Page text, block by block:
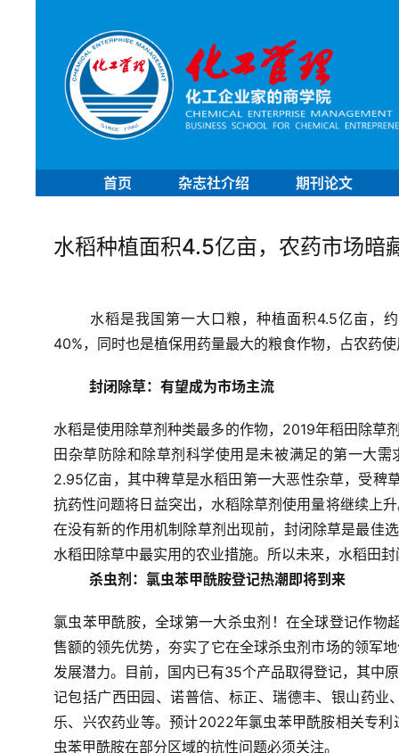
首页 杂志社介绍 期刊论文
水稻种植面积4.5亿亩，农药市场暗
水稻是我国第一大口粮，种植面积4.5亿亩，
40%，同时也是植保用药量最大的粮食作物，占农药
封闭除草：有望成为市场主流
水稻是使用除草剂种类最多的作物，2019年稻田除草
田杂草防除和除草剂科学使用是未被满足的第一大
2.95亿亩，其中稗草是水稻田第一大恶性杂草，受稗
抗药性问题将日益突出，水稻除草剂使用量将继续上
在没有新的作用机制除草剂出现前，封闭除草是最佳
水稻田除草中最实用的农业措施。所以未来，水稻田
杀虫剂：氯虫苯甲酰胺登记热潮即将到来
氯虫苯甲酰胺，全球第一大杀虫剂！在全球登记作
售额的领先优势，夯实了它在全球杀虫剂市场的领军
发展潜力。目前，国内已有35个产品取得登记，其中
记包括广西田园、诺普信、标正、瑞德丰、银山药
乐、兴农药业等。预计2022年氯虫苯甲酰胺相关专
虫苯甲酰胺在部分区域的抗性问题必须关注。